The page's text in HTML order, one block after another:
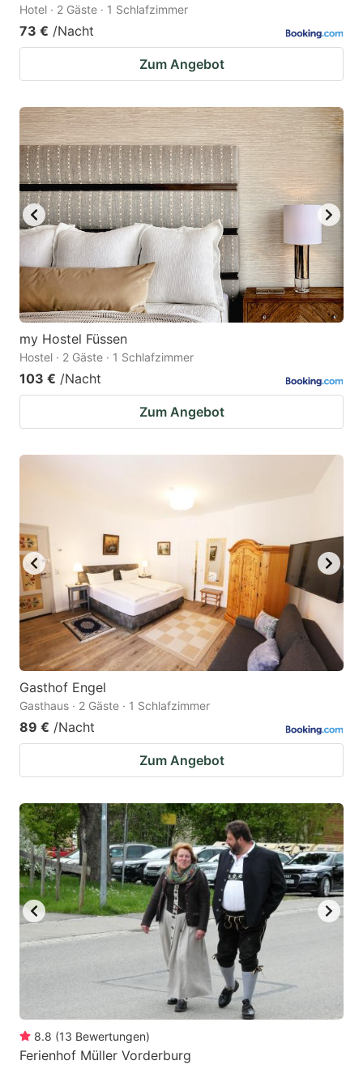
Hotel · 2 Gäste · 1 Schlafzimmer
73 € /Nacht
Zum Angebot
my Hostel Füssen
Hostel · 2 Gäste · 1 Schlafzimmer
103 € /Nacht
Zum Angebot
Gasthof Engel
Gasthaus · 2 Gäste · 1 Schlafzimmer
89 € /Nacht
Zum Angebot
8.8 (13 Bewertungen)
Ferienhof Müller Vorderburg